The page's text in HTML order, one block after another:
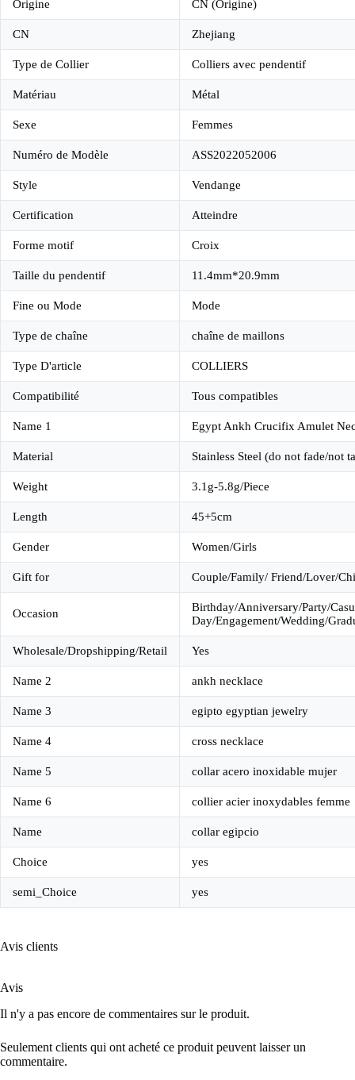
Origine CN (Origine)
CN Zhejiang
Type de Collier Colliers avec pendentif
Matériau Métal
Sexe Femmes
Numéro de Modèle ASS2022052006
Style Vendange
Certification Atteindre
Forme motif Croix
Taille du pendentif 11.4mm*20.9mm
Fine ou Mode Mode
Type de chaîne chaîne de maillons
Type D'article COLLIERS
Compatibilité Tous compatibles
Name 1 Egypt Ankh Crucifix Amulet
Material Stainless Steel (do not fade/not
Weight 3.1g-5.8g/Piece
Length 45+5cm
Gender Women/Girls
Gift for Couple/Family/ Friend/Lover/
Occasion
Birthday/Anniversary/Party/
Day/Engagement/Wedding/
Wholesale/Dropshipping/Retail Yes
Name 2 ankh necklace
Name 3 egipto egyptian jewelry
Name 4 cross necklace
Name 5 collar acero inoxidable mujer
Name 6 collier acier inoxydables femme
Name collar egipcio
Choice yes
semi_Choice yes
Avis clients
Avis
Il n'y a pas encore de commentaires sur le produit.
Seulement clients qui ont acheté ce produit peuvent laisser un
commentaire.